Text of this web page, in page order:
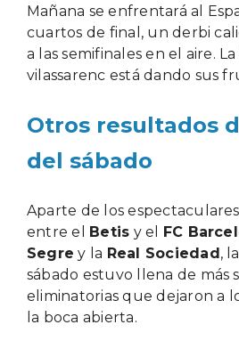
Mañana se enfrentará al
cuartos de final, un derbi
a las semifinales en el aire.
vilassarenc está dando sus
Otros resultados
del sábado
Aparte de los
entre el Betis y el FC
Segre y la Real Sociedad,
sábado estuvo llena de más
eliminatorias que dejaron a
la boca abierta.